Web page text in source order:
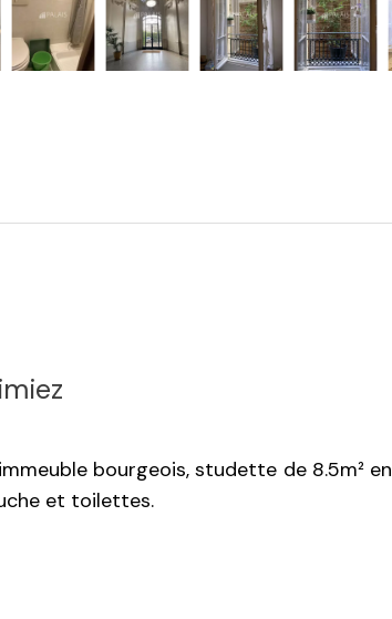
bourgeois, studette de 8.5m² en
et toilettes.